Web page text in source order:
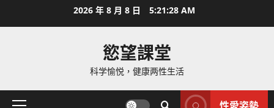
2026 年 8 月 8 日 5:21:30 AM
慾望課堂
科学愉悦，健康两性生活
性愛姿勢